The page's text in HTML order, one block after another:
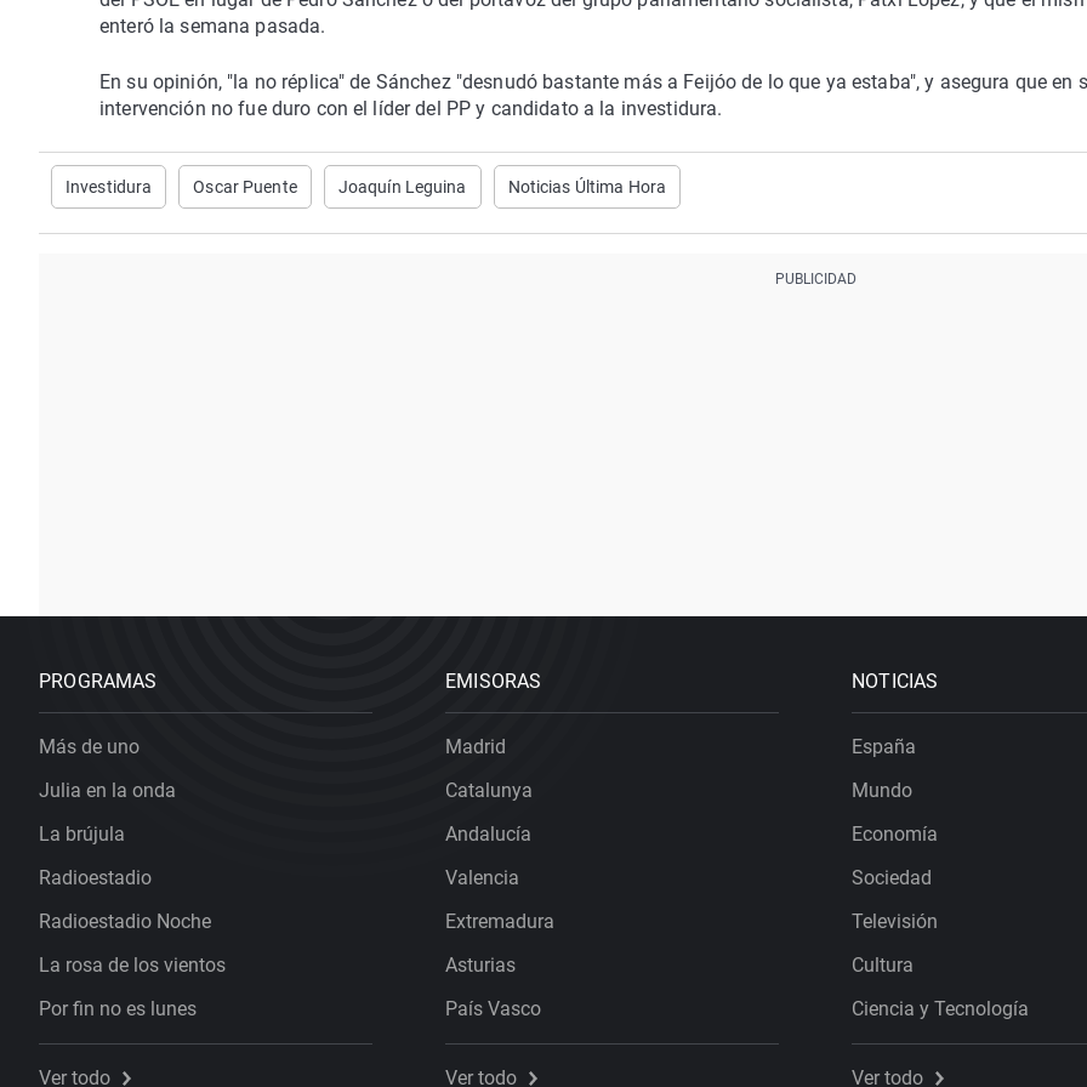
enteró la semana pasada.
En su opinión, "la no réplica" de Sánchez "desnudó bastante más a Feijóo de lo que ya estaba", y asegura que en
intervención no fue duro con el líder del PP y candidato a la investidura.
Investidura Oscar Puente Joaquín Leguina Noticias Última Hora
PROGRAMAS
Más de uno
Julia en la onda
La brújula
Radioestadio
Radioestadio Noche
La rosa de los vientos
Por fin no es lunes
Ver todo
EMISORAS
Madrid
Catalunya
Andalucía
Valencia
Extremadura
Asturias
País Vasco
Ver todo
NOTICIAS
España
Mundo
Economía
Sociedad
Televisión
Cultura
Ciencia y Tecnología
Ver todo